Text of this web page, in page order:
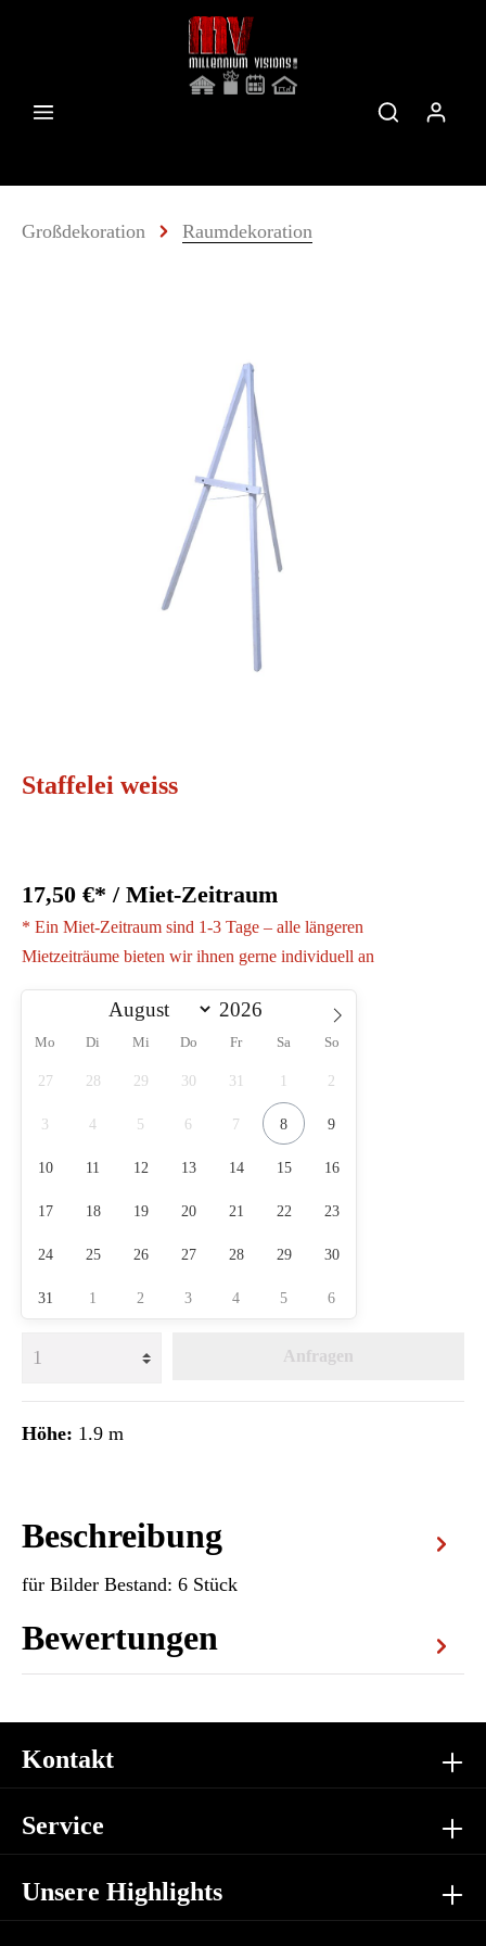
Großdekoration Raumdekoration
Staffelei weiss
17,50 €* / Miet-Zeitraum
* Ein Miet-Zeitraum sind 1-3 Tage – alle längeren
Mietzeiträume bieten wir ihnen gerne individuell an
Mo Di Mi Do Fr Sa So
27 28 29 30 31 2
3 4 5 6 7 8 9
10 11 12 13 14 15 16
17 18 19 20 21 22 23
24 25 26 27 28 29 30
31 1 2 3 4 5 6
Anfragen
Höhe: 1.9 m
Beschreibung
für Bilder Bestand: 6 Stück
Bewertungen
Unsere Highlights
Kontakt
Service